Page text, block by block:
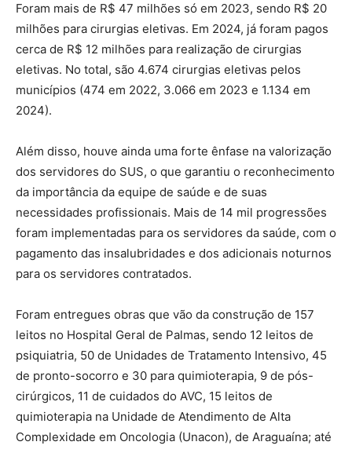
Foram mais de R$ 47 milhões só em 2023, sendo R$ 20
milhões para cirurgias eletivas. Em 2024, já foram pagos
cerca de R$ 12 milhões para realização de cirurgias
eletivas. No total, são 4.674 cirurgias eletivas pelos
municípios (474 em 2022, 3.066 em 2023 e 1.134 em
2024).
Além disso, houve ainda uma forte ênfase na valorização
dos servidores do SUS, o que garantiu o reconhecimento
da importância da equipe de saúde e de suas
necessidades profissionais. Mais de 14 mil progressões
foram implementadas para os servidores da saúde, com o
pagamento das insalubridades e dos adicionais noturnos
para os servidores contratados.
Foram entregues obras que vão da construção de 157
leitos no Hospital Geral de Palmas, sendo 12 leitos de
psiquiatria, 50 de Unidades de Tratamento Intensivo, 45
de pronto-socorro e 30 para quimioterapia, 9 de pós-
cirúrgicos, 11 de cuidados do AVC, 15 leitos de
quimioterapia na Unidade de Atendimento de Alta
Complexidade em Oncologia (Unacon), de Araguaína; até